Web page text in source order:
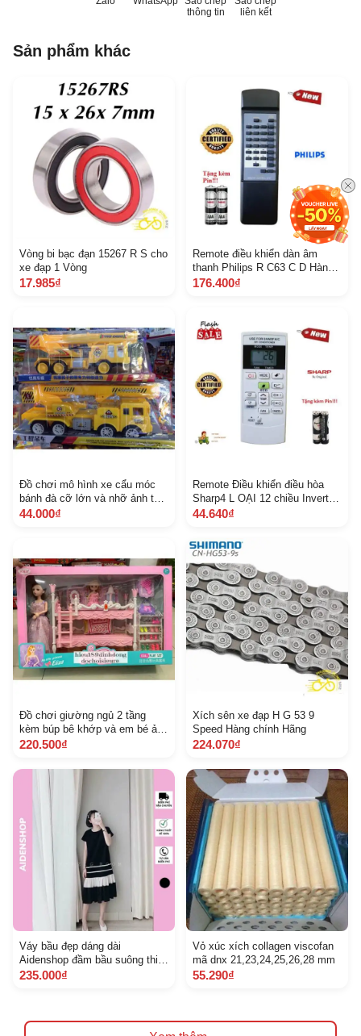
thông tin
liên kết
Sản phẩm khác
Vòng bi bạc đạn 15267 R S cho
xe đạp 1 Vòng
17.985₫
Remote điều khiển dàn âm
thanh Philips R C63 C D Hàng
tốt mới 100 Tặng kèm Pin
176.400₫
Đồ chơi mô hình xe cẩu móc
bánh đà cỡ lớn và nhỡ ảnh thật
shop gửi tuỳ đợt hàng về mà
44.000₫
Remote Điều khiển điều hòa
Sharp4 L OẠI 12 chiều Inverter
các dòng A HA 9 12 18000 B
44.640₫
Đồ chơi giường ngủ 2 tầng
kèm búp bê khớp và em bé ảnh
thật
220.500₫
Xích sên xe đạp H G 53 9
Speed Hàng chính Hãng
224.070₫
Váy bầu đẹp dáng dài
Aidenshop đầm bầu suông thiết
kế cottonmùa hè
235.000₫
Vỏ xúc xích collagen viscofan
mã dnx 21,23,24,25,26,28 mm
55.290₫